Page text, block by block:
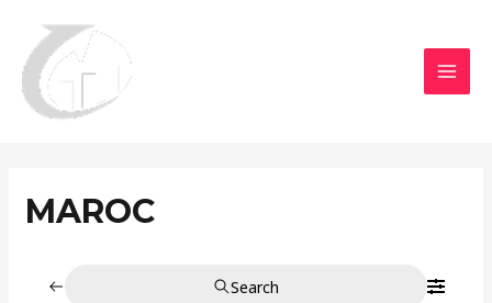
contenu
MAROC
Search